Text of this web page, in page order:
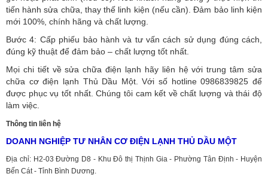
tiến hành sửa chữa, thay thế linh kiện (nếu cần). Đảm bảo linh kiện
mới 100%, chính hãng và chất lượng.
Bước 4: Cấp phiếu bảo hành và tư vấn cách sử dụng đúng cách,
đúng kỹ thuật để đảm bảo – chất lượng tốt nhất.
Mọi chi tiết về sửa chữa điện lạnh hãy liên hệ với trung tâm sửa
chữa cơ điện lạnh Thủ Dầu Một. Với số hotline 0986839825 để
được phục vụ tốt nhất. Chúng tôi cam kết về chất lượng và thái độ
làm việc.
Thông tin liên hệ
DOANH NGHIỆP TƯ NHÂN CƠ ĐIỆN LẠNH THỦ DẦU MỘT
Địa chỉ: H2-03 Đường D8 - Khu Đô thị Thịnh Gia - Phường Tân Định - Huyện
Bến Cát - Tỉnh Bình Dương.